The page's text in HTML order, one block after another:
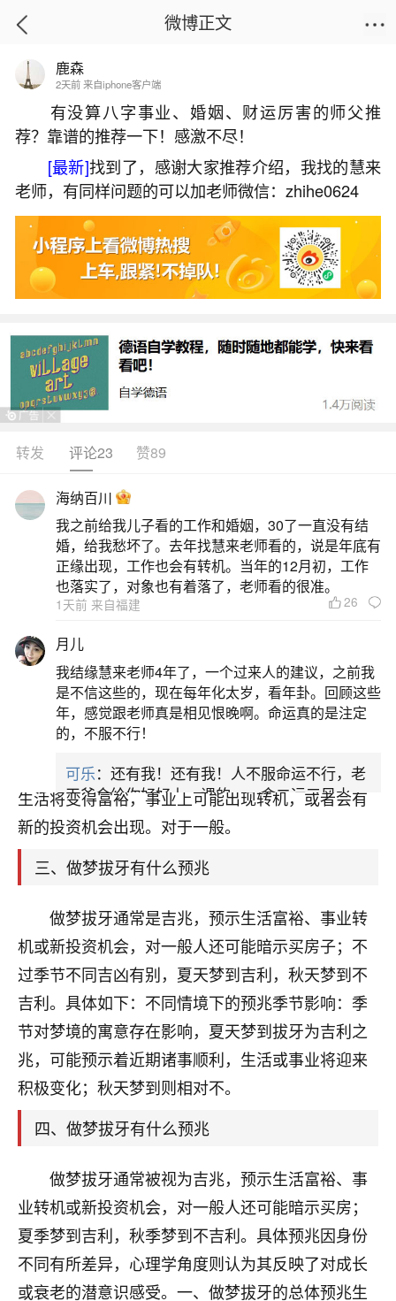
首页
做梦拔牙是什么意思？
2026-07-05 16:58:34 28 6 赞
生活中像做梦拔牙是什么意思？都是很常见的
问题，但是小问题不注意可能会引起大麻烦，下面
就这个问题给大家做一些解读：
一、做梦拔牙有什么预兆周公解梦
1.梦见拔牙，根据五行属水，可能预示着因金
钱问题与他人发生争执，或是家庭关系不和谐，领
导相处不利等烦恼。这样的梦在冬天可能是吉兆，
梦见拔牙，向北方行动可能带来好运，而向南则可
能不利。与属鼠或属牛的人合作求财，事业上可能
会有好运的迹象，暗示有贵人相助。3.
二、做梦拔牙有什么预兆
做梦拔牙总体是吉兆，预示生活富裕、事业转
机或新投资机会，对一般人还可能暗示买房子；但
季节不同吉凶有别，夏天吉利、秋天不吉利，且不
同身份的人梦境解析存在差异。具体如下：总体预
兆生活与事业：做梦拔牙通常被视为吉兆，预示着
生活将变得富裕，事业上可能出现转机，或者会有
新的投资机会出现。对于一般。
三、做梦拔牙有什么预兆
做梦拔牙通常是吉兆，预示生活富裕、事业转
机或新投资机会，对一般人还可能暗示买房子；不
过季节不同吉凶有别，夏天梦到吉利，秋天梦到不
吉利。具体如下：不同情境下的预兆季节影响：季
节对梦境的寓意存在影响，夏天梦到拔牙为吉利之
兆，可能预示着近期诸事顺利，生活或事业将迎来
积极变化；秋天梦到则相对不。
四、做梦拔牙有什么预兆
做梦拔牙通常被视为吉兆，预示生活富裕、事
业转机或新投资机会，对一般人还可能暗示买房；
夏季梦到吉利，秋季梦到不吉利。具体预兆因身份
不同有所差异，心理学角度则认为其反映了对成长
或衰老的潜意识感受。一、做梦拔牙的总体预兆生
微博正文
鹿森
2天前 来自iphone客户端
有没算八字事业、婚姻、财运厉害的师父推
荐？靠谱的推荐一下！感激不尽！
[最新]找到了，感谢大家推荐介绍，我找的慧来
老师，有同样问题的可以加老师微信：zhihe0624
转发 评论23 赞89
海纳百川
我之前给我儿子看的工作和婚姻，30了一直没有结
婚，给我愁坏了。去年找慧来老师看的，说是年底有
正缘出现，工作也会有转机。当年的12月初，工作
也落实了，对象也有着落了，老师看的很准。
1天前 来自福建 26
月儿
我结缘慧来老师4年了，一个过来人的建议，之前我
是不信这些的，现在每年化太岁，看年卦。回顾这些
年，感觉跟老师真是相见恨晚啊。命运真的是注定
的，不服不行！
可乐：还有我！还有我！人不服命运不行，老
天爷会给你好好上一课的。一命二运三风水，
哪样不服都不行！
平安是福：我也是每年找老师化太岁，看年
卦，认识老师3年了，都是缘分啊！
心若莲花
我是做餐饮的，这两年，生意屡屡受挫，店开一家关
一家，要么生意不好，生意好的就出事。前些年攒的
家底快败光了，真是倒霉！我也想找人看看到底怎么
回事？
鹿森：你可以找老师看看，人有时不服命不行
啊！
是我从找店开始都是找慧来老师跟进的，选
大环境不好，但是我家生意还可以，前几天又
刚找老师做了补财库，希望财运更好一点！
2小时前 来自海南 18
梦醒时分